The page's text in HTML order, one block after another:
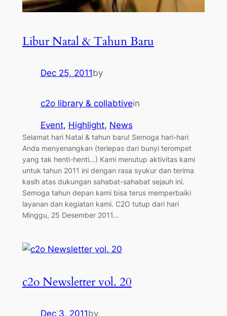
Libur Natal & Tahun Baru
Dec 25, 2011by
c2o library & collabtivein
Event, Highlight, News
Selamat hari Natal & tahun baru! Semoga hari-hari
Anda menyenangkan (terlepas dari bunyi terompet
yang tak henti-henti…) Kami menutup aktivitas kami
untuk tahun 2011 ini dengan rasa syukur dan terima
kasih atas dukungan sahabat-sahabat sejauh ini.
Semoga tahun depan kami bisa terus memperbaiki
layanan dan kegiatan kami. C2O tutup dari hari
Minggu, 25 Desember 2011…
c2o Newsletter vol. 20
Dec 3, 2011by